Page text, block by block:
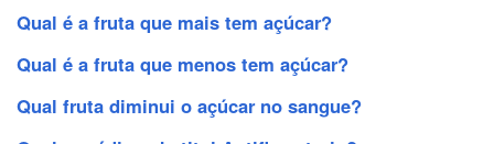
Qual é a fruta que mais tem açúcar?
Qual é a fruta que menos tem açúcar?
Qual fruta diminui o açúcar no sangue?